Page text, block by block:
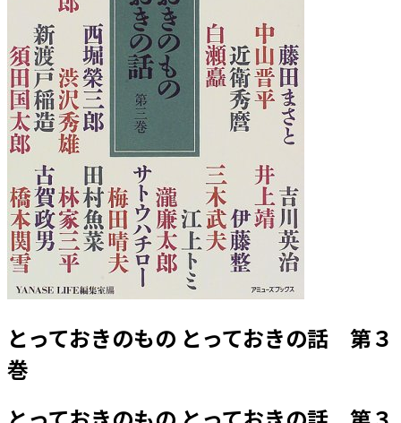
とっておきのもの とっておきの話 第３
巻